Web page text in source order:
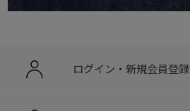
ログイン・新規会員登録